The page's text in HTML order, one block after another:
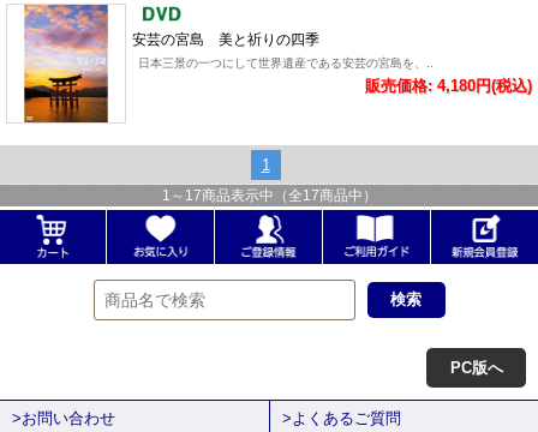
安芸の宮島 美と祈りの四季
日本三景の一つにして世界遺産である安芸の宮島を、..
販売価格: 4,180円(税込)
1
1 ～ 17商品表示中（全17商品中）
PC版へ
>お問い合わせ >よくあるご質問